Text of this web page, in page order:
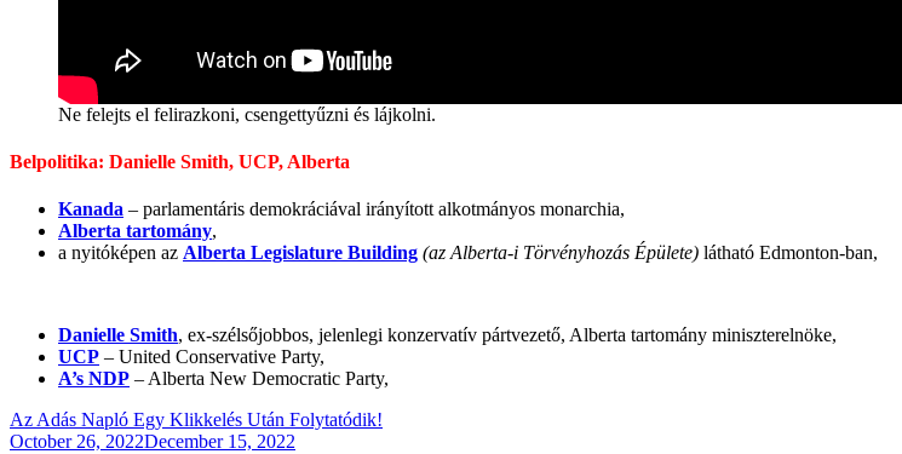
Ne felejts el felirazkoni, csengettyűzni és lájkolni.
Belpolitika: Danielle Smith, UCP, Alberta
Kanada – parlamentáris demokráciával irányított alkotmányos monarchia,
Alberta tartomány,
a nyitóképen az Alberta Legislature Building (az Alberta-i Törvényhozás Épülete) látható Edmonton-ban,
Danielle Smith, ex-szélsőjobbos, jelenlegi konzervatív pártvezető, Alberta tartomány miniszterelnöke,
UCP – United Conservative Party,
A’s NDP – Alberta New Democratic Party,
Az Adás Napló Egy Klikkelés Után Folytatódik!
Posted
October 26, 2022December 15, 2022